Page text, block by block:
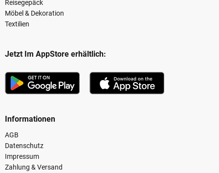
Reisegepäck
Möbel & Dekoration
Textilien
Jetzt Im AppStore erhältlich:
Informationen
AGB
Datenschutz
Impressum
Zahlung & Versand